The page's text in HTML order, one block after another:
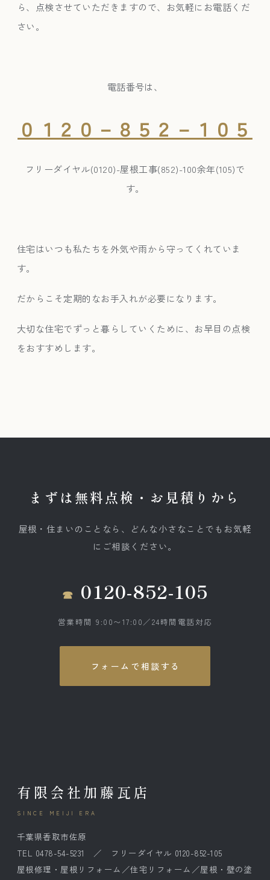
ら、点検させていただきますので、お気軽にお電話くだ
さい。
電話番号は、
０１２０－８５２－１０５
フリーダイヤル(0120)-屋根工事(852)-100余年(105)で
す。
住宅はいつも私たちを外気や雨から守ってくれていま
す。
だからこそ定期的なお手入れが必要になります。
大切な住宅でずっと暮らしていくために、お早目の点検
をおすすめします。
まずは無料点検・お見積りから
屋根・住まいのことなら、どんな小さなことでもお気軽
にご相談ください。
0120-852-105
営業時間 9:00〜17:00／24時間電話対応
フォームで相談する
有限会社加藤瓦店
SINCE MEIJI ERA
千葉県香取市佐原
TEL 0478-54-5231 ／ フリーダイヤル 0120-852-105
屋根修理・屋根リフォーム／住宅リフォーム／屋根・壁の塗